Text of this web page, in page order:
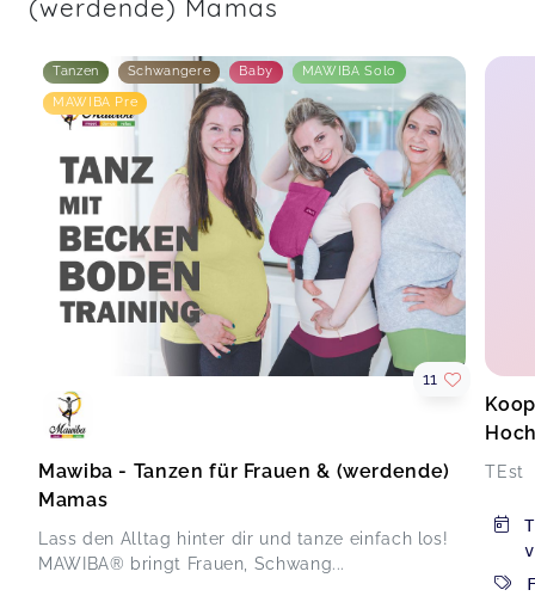
(werdende) Mamas
Tanzen Schwangere Baby MAWIBA Solo
MAWIBA Pre
Mawiba - Tanzen für Frauen & (werdende)
Mamas
Lass den Alltag hinter dir und tanze einfach los!
MAWIBA® bringt Frauen, Schwang...
11
TEst